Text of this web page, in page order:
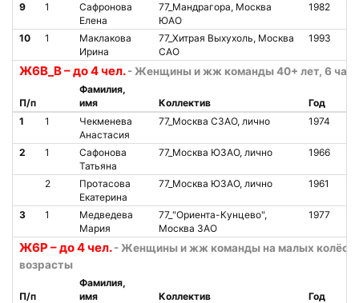
9 1
Сафронова
Елена
77_Мандрагора, Москва
ЮАО
1982
10 1
Маклакова
Ирина
77_Хитрая Выхухоль, Москва
САО
1993
Ж6В_В – до 4 чел. - Женщины и жж команды 40+ лет, 6
П/п
Фамилия,
имя
Коллектив Год
1
1
Чекменева
Анастасия
77_Москва СЗАО, лично 1974
2 1
Сафонова
Татьяна
77_Москва ЮЗАО, лично 1966
2
Протасова
Екатерина
77_Москва ЮЗАО, лично 1961
3 1
Медведева
Мария
77_"Ориента-Кунцево",
Москва ЗАО
1977
Ж6Р – до 4 чел. - Женщины и жж команды на малых
возрасты
П/п
Фамилия,
имя
Коллектив Год